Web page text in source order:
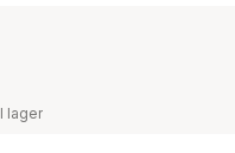
I lager